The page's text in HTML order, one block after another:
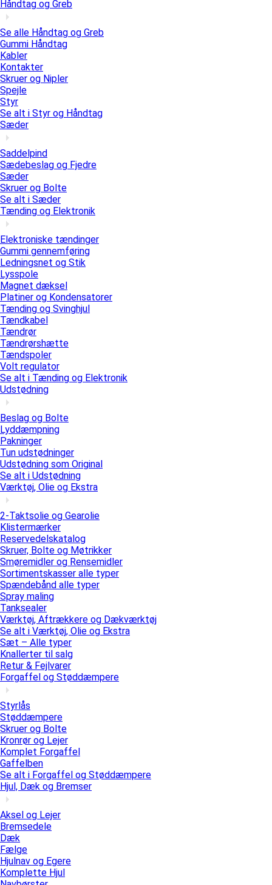
Håndtag og Greb
Se alle Håndtag og Greb
Gummi Håndtag
Kabler
Kontakter
Skruer og Nipler
Spejle
Styr
Se alt i Styr og Håndtag
Sæder
Saddelpind
Sædebeslag og Fjedre
Sæder
Skruer og Bolte
Se alt i Sæder
Tænding og Elektronik
Elektroniske tændinger
Gummi gennemføring
Ledningsnet og Stik
Lysspole
Magnet dæksel
Platiner og Kondensatorer
Tænding og Svinghjul
Tændkabel
Tændrør
Tændrørshætte
Tændspoler
Volt regulator
Se alt i Tænding og Elektronik
Udstødning
Beslag og Bolte
Lyddæmpning
Pakninger
Tun udstødninger
Udstødning som Original
Se alt i Udstødning
Værktøj, Olie og Ekstra
2-Taktsolie og Gearolie
Klistermærker
Reservedelskatalog
Skruer, Bolte og Møtrikker
Smøremidler og Rensemidler
Sortimentskasser alle typer
Spændebånd alle typer
Spray maling
Tanksealer
Værktøj, Aftrækkere og Dækværktøj
Se alt i Værktøj, Olie og Ekstra
Sæt – Alle typer
Knallerter til salg
Retur & Fejlvarer
Forgaffel og Støddæmpere
Styrlås
Støddæmpere
Skruer og Bolte
Kronrør og Lejer
Komplet Forgaffel
Gaffelben
Se alt i Forgaffel og Støddæmpere
Hjul, Dæk og Bremser
Aksel og Lejer
Bremsedele
Dæk
Fælge
Hjulnav og Egere
Komplette Hjul